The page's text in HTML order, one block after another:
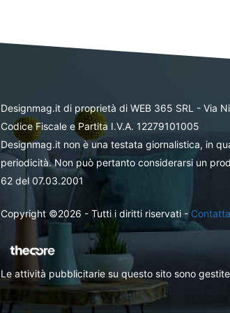
Designmag.it di proprietà di WEB 365 SRL - Via
Codice Fiscale e Partita I.V.A. 12279101005
Designmag.it non è una testata giornalistica, in
periodicità. Non può pertanto considerarsi un
62 del 07.03.2001
Copyright ©2026 - Tutti i diritti riservati -
Le attività pubblicitarie su questo sito sono